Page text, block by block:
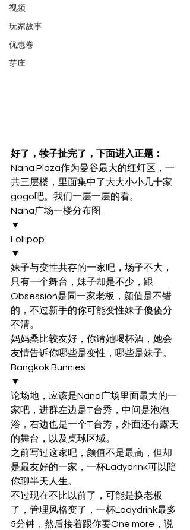
视频
玩家故事
优惠卷
芽庄
好了，犊子扯完了，下面进入正题：
Nana Plaza作为曼谷最大的红灯区，一
共三层楼，里面集中了大大小小几十家
gogo吧。我们一层一层的看。
Nana广场一楼分布图
▼
Lollipop
▼
妹子与变性共存的一家吧，场子不大，
只有一个舞台，妹子却是不少，跟
Obsession是同一家老板，颜值是不错
的，不过新手的你可能变性妹子傻傻分
不清。
妈妈桑比较友好，你请她喝杯酒，她会
友情告诉你哪些是变性，哪些是妹子。
Bangkok Bunnies
▼
论场地，应该是Nana广场里面最大的一
家吧，进群左边是T台秀，中间是泡泡
浴，右边也是一个T台秀，外面还有露天
的舞台，以及桌球区域。
之前写过这家吧，颜值不是最高，但却
是最友好的一家，一杯Ladydrink可以陪
你聊半天人生。
不过现在不比以前了，可能是换老板
了，管理风格变了，一杯Ladydrink最多
5分钟，然后接着跟你要One more，说